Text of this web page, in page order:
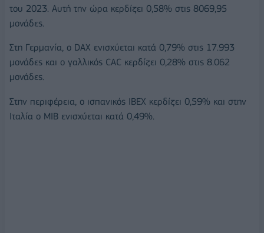
του 2023. Αυτή την ώρα κερδίζει 0,58% στις 8069,95
μονάδες.
Στη Γερμανία, ο DAX ενισχύεται κατά 0,79% στις 17.993
μονάδες και ο γαλλικός CAC κερδίζει 0,28% στις 8.062
μονάδες.
Στην περιφέρεια, ο ισπανικός IBEX κερδίζει 0,59% και στην
Ιταλία ο MIB ενισχύεται κατά 0,49%.